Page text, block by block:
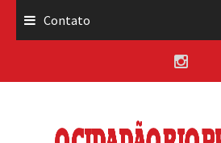
Contato